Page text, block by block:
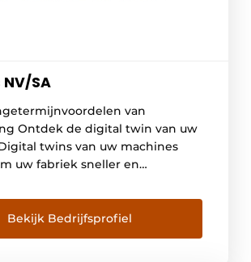
SA
van
Ontdek de digital twin van uw
twins van uw machines
uw fabriek sneller en
vanaf de ontwerpfase,
verbeteringen vóór de
en gebruik
om de werking continu
Bekijk Bedrijfsprofiel